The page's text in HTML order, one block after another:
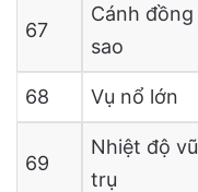
67
Cánh đồng
sao
68 Vụ nổ lớn
69
Nhiệt độ vũ
trụ